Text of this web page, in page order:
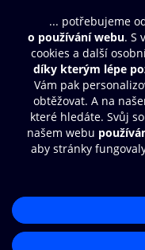
Obsah ke stažení
Moje O2 Knihovna
Další zábava
© O2 Czech Republic a.s.
Přístupnost
Zásady zpracování